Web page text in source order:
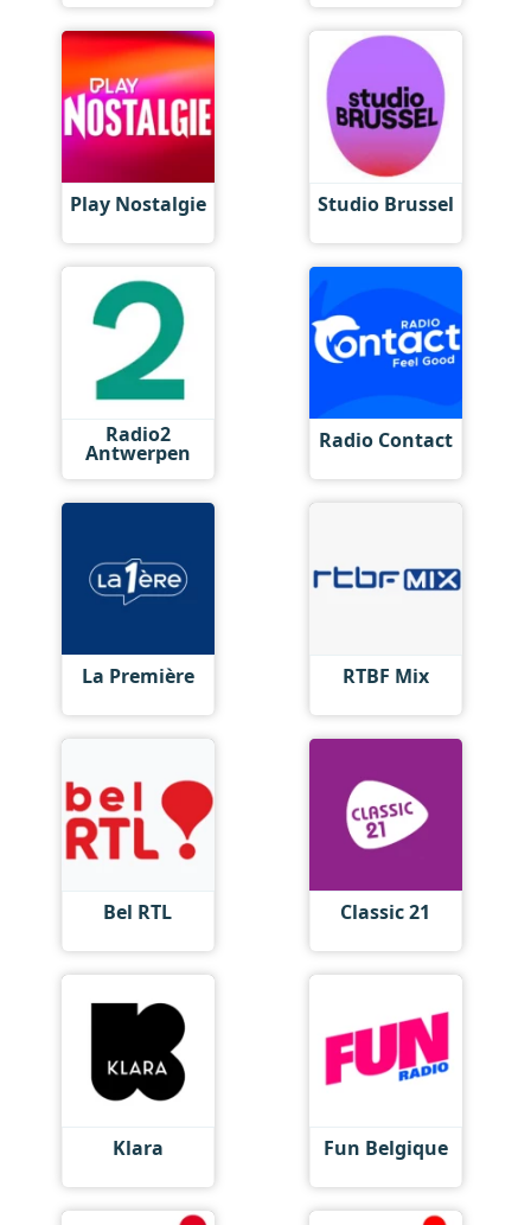
Play Nostalgie Studio Brussel
Radio2
Antwerpen Radio Contact
La Première RTBF Mix
Bel RTL Classic 21
Klara Fun Belgique